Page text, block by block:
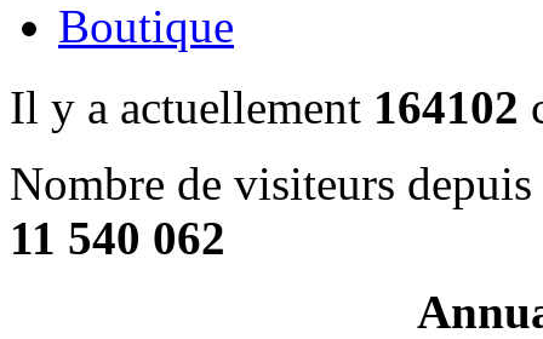
Boutique
Il y a actuellement 164102
Nombre de visiteurs
11 540 062